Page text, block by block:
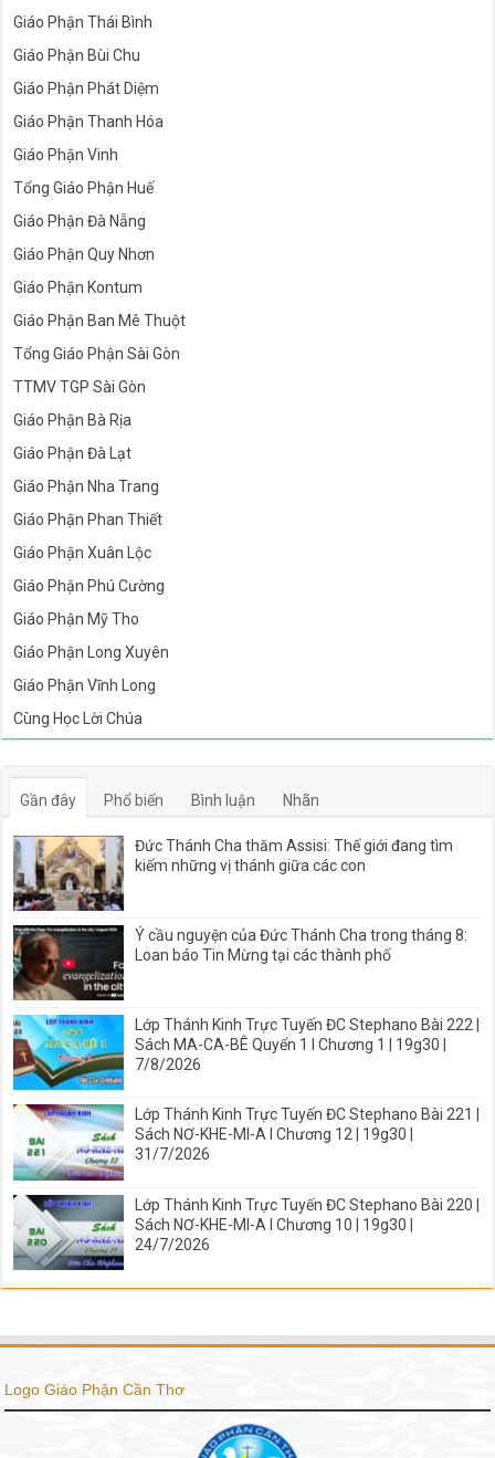
Giáo Phận Thái Bình
Giáo Phận Bùi Chu
Giáo Phận Phát Diệm
Giáo Phận Thanh Hóa
Giáo Phận Vinh
Tổng Giáo Phận Huế
Giáo Phận Đà Nẵng
Giáo Phận Quy Nhơn
Giáo Phận Kontum
Giáo Phận Ban Mê Thuột
Tổng Giáo Phận Sài Gòn
TTMV TGP Sài Gòn
Giáo Phận Bà Rịa
Giáo Phận Đà Lạt
Giáo Phận Nha Trang
Giáo Phận Phan Thiết
Giáo Phận Xuân Lộc
Giáo Phận Phú Cường
Giáo Phận Mỹ Tho
Giáo Phận Long Xuyên
Giáo Phận Vĩnh Long
Cùng Học Lời Chúa
Gần đây Phổ biến Bình luận Nhãn
Đức Thánh Cha thăm Assisi: Thế giới đang tìm
kiếm những vị thánh giữa các con
Ý cầu nguyện của Đức Thánh Cha trong tháng 8:
Loan báo Tin Mừng tại các thành phố
Lớp Thánh Kinh Trực Tuyến ĐC Stephano Bài 222 |
Sách MA-CA-BÊ Quyển 1 I Chương 1 | 19g30 |
7/8/2026
Lớp Thánh Kinh Trực Tuyến ĐC Stephano Bài 221 |
Sách NƠ-KHE-MI-A I Chương 12 | 19g30 |
31/7/2026
Lớp Thánh Kinh Trực Tuyến ĐC Stephano Bài 220 |
Sách NƠ-KHE-MI-A I Chương 10 | 19g30 |
24/7/2026
Logo Giáo Phận Cần Thơ